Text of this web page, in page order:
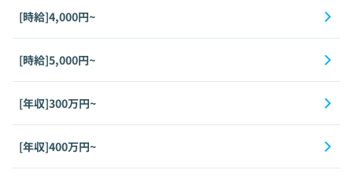
[時給]4,000円~
[時給]5,000円~
[年収]300万円~
[年収]400万円~